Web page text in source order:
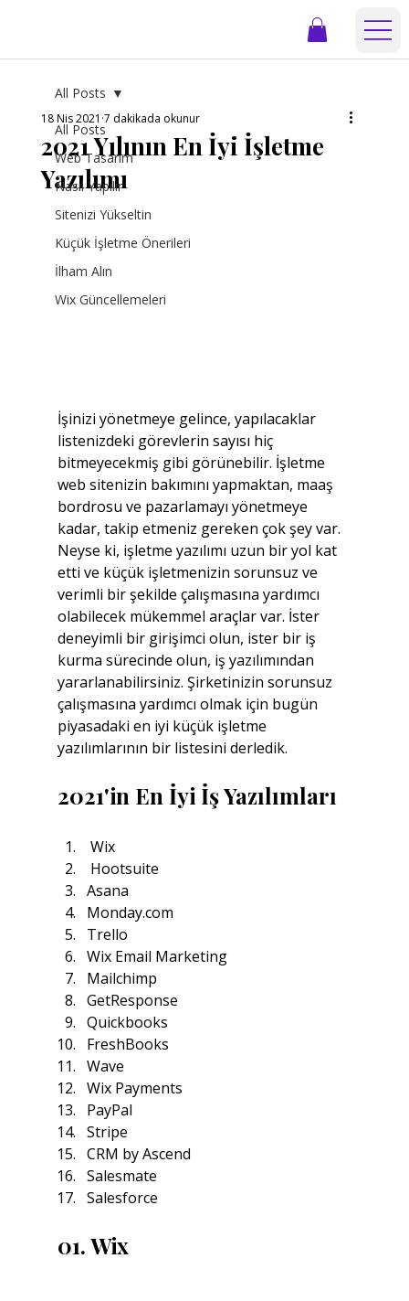
All Posts
Web Tasarım
Nasıl Yapılır
Sitenizi Yükseltin
Küçük İşletme Önerileri
İlham Alın
Wix Güncellemeleri
All Posts
2021 Yılının En İyi İşletme
Yazılımı
18 Nis 2021 7 dakikada okunur
İşinizi yönetmeye gelince, yapılacaklar
listenizdeki görevlerin sayısı hiç
bitmeyecekmiş gibi görünebilir. İşletme
web sitenizin bakımını yapmaktan, maaş
bordrosu ve pazarlamayı yönetmeye
kadar, takip etmeniz gereken çok şey var.
Neyse ki, işletme yazılımı uzun bir yol kat
etti ve küçük işletmenizin sorunsuz ve
verimli bir şekilde çalışmasına yardımcı
olabilecek mükemmel araçlar var. İster
deneyimli bir girişimci olun, ister bir iş
kurma sürecinde olun, iş yazılımından
yararlanabilirsiniz. Şirketinizin sorunsuz
çalışmasına yardımcı olmak için bugün
piyasadaki en iyi küçük işletme
yazılımlarının bir listesini derledik.
2021'in En İyi İş Yazılımları
Wix
Hootsuite
Asana
Monday.com
Trello
Wix Email Marketing
Mailchimp
GetResponse
Quickbooks
FreshBooks
Wave
Wix Payments
PayPal
Stripe
CRM by Ascend
Salesmate
Salesforce
01. Wix